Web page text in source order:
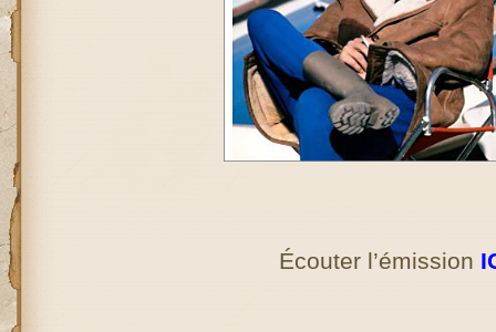
Écouter l’émission